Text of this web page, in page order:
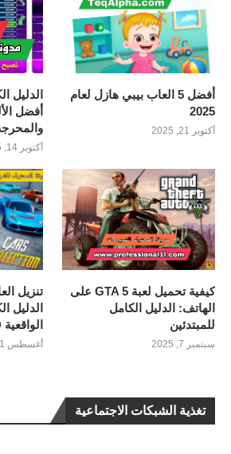
أفضل 5 العاب بيبي هازل لعام
2025
أكتوبر 21, 2025
الدليل
أفضل
أكتوبر 14, 2025
كيفية تحميل لعبة GTA 5 على
الهاتف: الدليل الكامل
للمبتدئين
سبتمبر 7, 2025
تنزيل
الدليل
الواقعية 3D للكبار والأطفال
أغسطس 31, 2025
تغذية الشبكات الاجتماعية